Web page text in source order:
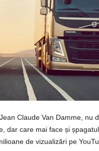
Claude Van Damme, nu
dar care mai face și
de vizualizări pe